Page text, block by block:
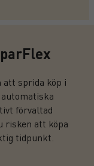
att sprida köp i
förvaltad
risken att köpa
tidpunkt.